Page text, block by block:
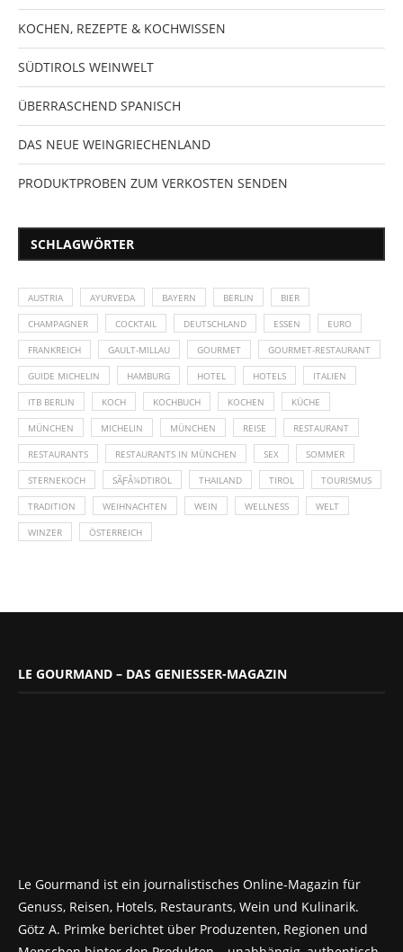
KOCHEN, REZEPTE & KOCHWISSEN
SÜDTIROLS WEINWELT
ÜBERRASCHEND SPANISCH
DAS NEUE WEINGRIECHENLAND
PRODUKTPROBEN ZUM VERKOSTEN SENDEN
SCHLAGWÖRTER
AUSTRIA AYURVEDA BAYERN BERLIN BIER
CHAMPAGNER COCKTAIL DEUTSCHLAND ESSEN EURO
FRANKREICH GAULT-MILLAU GOURMET GOURMET-RESTAURANT
GUIDE MICHELIN HAMBURG HOTEL HOTELS ITALIEN
ITB BERLIN KOCH KOCHBUCH KOCHEN KÜCHE
MÜNCHEN MICHELIN MÜNCHEN REISE RESTAURANT
RESTAURANTS RESTAURANTS IN MÜNCHEN SEX SOMMER
STERNEKOCH SÃƑÂ¼DTIROL THAILAND TIROL TOURISMUS
TRADITION WEIHNACHTEN WEIN WELLNESS WELT
WINZER ÖSTERREICH
LE GOURMAND – DAS GENIESSER-MAGAZIN
Le Gourmand ist ein journalistisches Online-Magazin für
Genuss, Reisen, Hotels, Restaurants, Wein und Kulinarik.
Götz A. Primke berichtet über Produzenten, Regionen und